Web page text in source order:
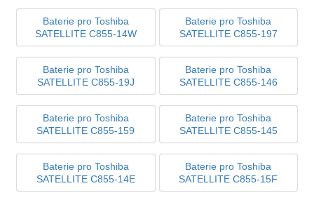
Baterie pro Toshiba
SATELLITE C855-14W
Baterie pro Toshiba
SATELLITE C855-197
Baterie pro Toshiba
SATELLITE C855-19J
Baterie pro Toshiba
SATELLITE C855-146
Baterie pro Toshiba
SATELLITE C855-159
Baterie pro Toshiba
SATELLITE C855-145
Baterie pro Toshiba
SATELLITE C855-14E
Baterie pro Toshiba
SATELLITE C855-15F